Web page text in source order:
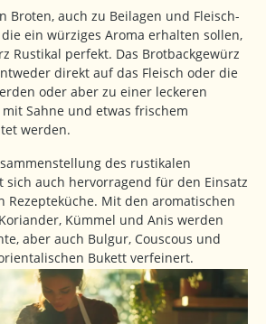
Broten, auch zu Beilagen und Fleisch-
ein würziges Aroma erhalten sollen,
Rustikal perfekt. Das Brotbackgewürz
direkt auf das Fleisch oder die
oder aber zu einer leckeren
Sahne und etwas frischem
werden.
des rustikalen
sich auch hervorragend für den Einsatz
Rezepteküche. Mit den aromatischen
Kümmel und Anis werden
aber auch Bulgur, Couscous und
Bukett verfeinert.